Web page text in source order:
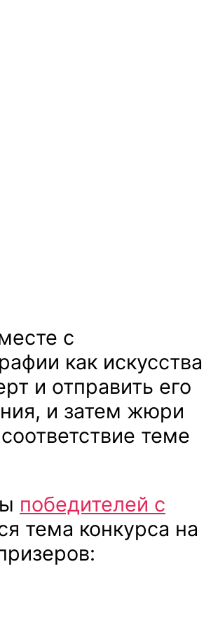
с
как искусства
и отправить его
и затем жюри
теме
победителей с
тема конкурса на